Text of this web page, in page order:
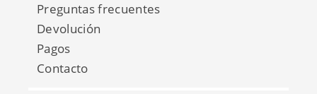
Happy FD24355
Preguntas frecuentes
Devolución
Pagos
Contacto